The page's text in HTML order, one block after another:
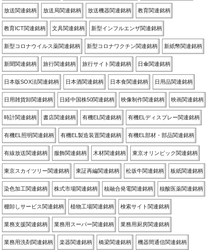
放送関連銘柄 放送局関連銘柄 放送機器関連銘柄 教育関連銘柄
教育ICT関連銘柄 文具関連銘柄 新型インフルエンザ関連銘柄
新型コロナウイルス薬関連銘柄 新型コロナワクチン関連銘柄 新紙幣関連銘柄
新聞関連銘柄 旅行関連銘柄 旅行サイト関連銘柄 日傘関連銘柄
日本版SOX法関連銘柄 日本酒関連銘柄 日本食関連銘柄 日用品関連銘柄
日用雑貨卸関連銘柄 日経中国株50関連銘柄 映像制作関連銘柄 映画関連銘柄
時計関連銘柄 書店関連銘柄 有機EL関連銘柄 有機ELディスプレー関連銘柄
有機EL照明関連銘柄 有機EL製造装置関連銘柄 有機EL部材・部品関連銘柄
有線放送関連銘柄 服飾関連銘柄 木材関連銘柄 東京オリンピック関連銘柄
東京スカイツリー関連銘柄 東証再編関連銘柄 松坂牛関連銘柄 板紙関連銘柄
染色加工関連銘柄 株式市場関連銘柄 核融合発電関連銘柄 核酸医薬関連銘柄
棚卸しサービス関連銘柄 植物工場関連銘柄 検索サイト関連銘柄
業務支援関連銘柄 業務用スーパー関連銘柄 業務用厨房関連銘柄
業務用洗剤関連銘柄 楽器関連銘柄 橋梁関連銘柄 機器間通信関連銘柄